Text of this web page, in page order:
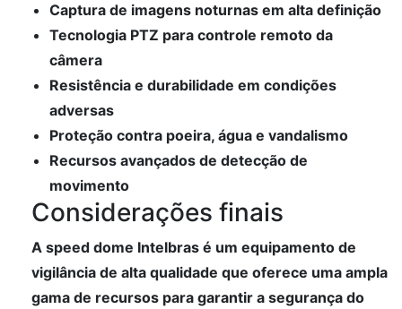
Captura de imagens noturnas em alta definição
Tecnologia PTZ para controle remoto da
câmera
Resistência e durabilidade em condições
adversas
Proteção contra poeira, água e vandalismo
Recursos avançados de detecção de
movimento
Considerações finais
A speed dome Intelbras é um equipamento de
vigilância de alta qualidade que oferece uma ampla
gama de recursos para garantir a segurança do